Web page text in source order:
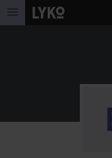
SIIRTYÄ JHK SISÄLTÖÖN